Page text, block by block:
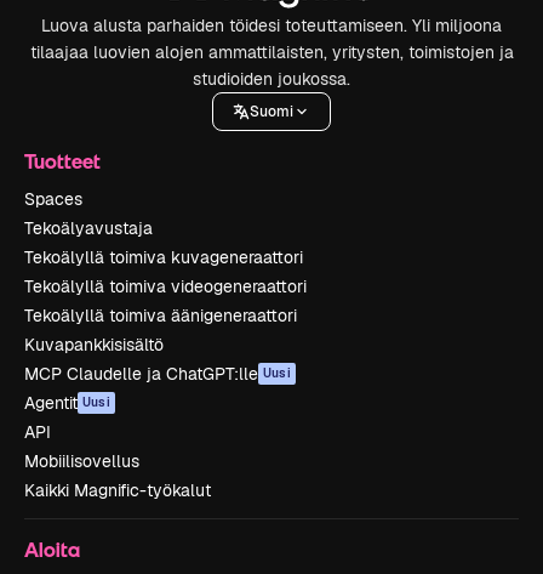
Luova alusta parhaiden töidesi toteuttamiseen. Yli miljoona
tilaajaa luovien alojen ammattilaisten, yritysten, toimistojen ja
studioiden joukossa.
Suomi
Tuotteet
Spaces
Tekoälyavustaja
Tekoälyllä toimiva kuvageneraattori
Tekoälyllä toimiva videogeneraattori
Tekoälyllä toimiva äänigeneraattori
Kuvapankkisisältö
MCP Claudelle ja ChatGPT:lle Uusi
Agentit Uusi
API
Mobiilisovellus
Kaikki Magnific-työkalut
Aloita